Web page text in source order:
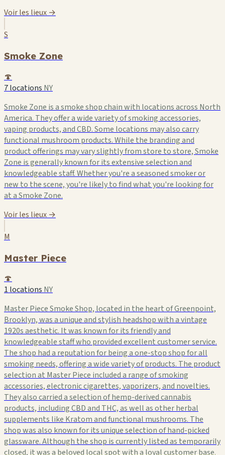
Voir les lieux →
S
Smoke Zone
🍄
7 locations NY
Smoke Zone is a smoke shop chain with locations across North
America. They offer a wide variety of smoking accessories,
vaping products, and CBD. Some locations may also carry
functional mushroom products. While the branding and
product offerings may vary slightly from store to store, Smoke
Zone is generally known for its extensive selection and
knowledgeable staff. Whether you're a seasoned smoker or
new to the scene, you're likely to find what you're looking for
at a Smoke Zone.
Voir les lieux →
M
Master Piece
🍄
1 locations NY
Master Piece Smoke Shop, located in the heart of Greenpoint,
Brooklyn, was a unique and stylish headshop with a vintage
1920s aesthetic. It was known for its friendly and
knowledgeable staff who provided excellent customer service.
The shop had a reputation for being a one-stop shop for all
smoking needs, offering a wide variety of products. The product
selection at Master Piece included a range of smoking
accessories, electronic cigarettes, vaporizers, and novelties.
They also carried a selection of hemp-derived cannabis
products, including CBD and THC, as well as other herbal
supplements like Kratom and functional mushrooms. The
shop was also known for its unique selection of hand-picked
glassware. Although the shop is currently listed as temporarily
closed, it was a beloved local spot with a loyal customer base.